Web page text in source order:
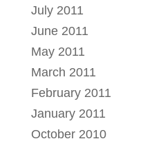
July 2011
June 2011
May 2011
March 2011
February 2011
January 2011
October 2010